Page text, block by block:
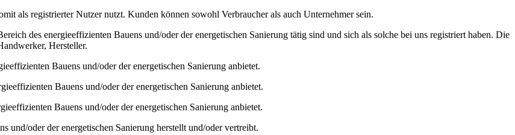
als registrierter Nutzer nutzt. Kunden können sowohl Verbraucher als auch Unternehmer sein.
des energieeffizienten Bauens und/oder der energetischen Sanierung tätig sind und sich als solche bei uns registriert haben. Die
Hersteller.
Bauens und/oder der energetischen Sanierung anbietet.
Bauens und/oder der energetischen Sanierung anbietet.
Bauens und/oder der energetischen Sanierung anbietet.
und/oder der energetischen Sanierung herstellt und/oder vertreibt.